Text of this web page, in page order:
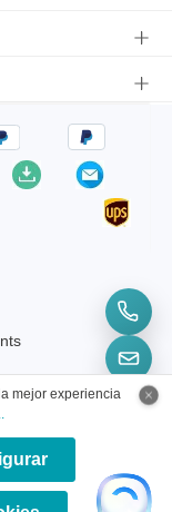
de envío, si
mejor experiencia